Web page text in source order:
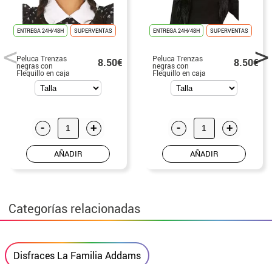
ENTREGA 24H/48H SUPERVENTAS
Peluca Trenzas
negras con
Flequillo en caja
8.50€
- +
AÑADIR
ENTREGA 24H/48H SUPERVENTAS
Peluca Trenzas
negras con
Flequillo en caja
infantil
8.50€
- +
AÑADIR
Categorías relacionadas
Disfraces La Familia Addams